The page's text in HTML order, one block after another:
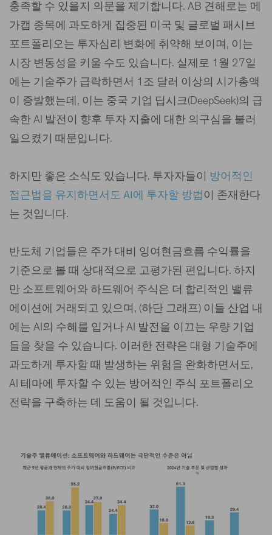
충족할 수 있을지 의문을 제기합니다. AB 견해로는 메
가캡 종목에 과도하게 집중된 미국 및 글로벌 패시브
포트폴리오는 투자심리 변화에 취약해 보이며, 이는
시장 변동성을 키울 수도 있습니다. 실제로 1월 27일
에는 기술주가 급락하면서 1조 달러 이상의 시가총액
이 증발했는데, 이는 중국 기업 딥시크(DeepSeek)의 급
속한 AI 발전이 향후 투자 지출에 대한 의구심을 불러
일으켰기 때문입니다.
하지만 좋은 소식도 있습니다. 투자자들이
방어적인
접근법을 유지하면서도 AI에 투자할 방법 이 존재한다
는 것입니다.
반도체 기업들은 주가 대비 잉여현금흐름 수익률을
기준으로 볼 때 상대적으로 고평가된 편입니다. 하지
만 소프트웨어와 하드웨어 주식은 더 합리적인 밸류
에이션에 거래되고 있으며, (하단 그래프) 이들 산업 내
에는 AI의 수혜를 입거나 AI 발전을 이끄는 우량 기업
들을 찾을 수 있습니다. 이러한 전략은 대형 기술주에
과도하게 투자할 때 발생하는 위험을 완화하면서도,
AI 테마에 투자할 수 있는 방어적인 주식 포트폴리오
전략을 구축하는 데 도움이 될 것입니다.